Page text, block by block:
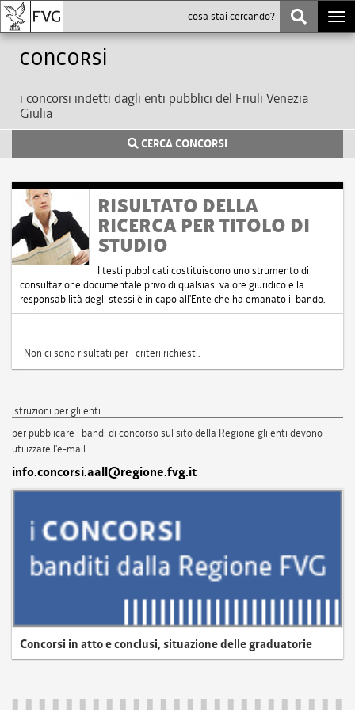
Concorsi
i concorsi indetti dagli enti pubblici del Friuli Venezia
Giulia
CERCA CONCORSI
RISULTATO DELLA
RICERCA PER TITOLO DI
STUDIO
I testi pubblicati costituiscono uno strumento di
consultazione documentale privo di qualsiasi valore giuridico e la
responsabilità degli stessi è in capo all'Ente che ha emanato il bando.
Non ci sono risultati per i criteri richiesti.
istruzioni per gli enti
per pubblicare i bandi di concorso sul sito della Regione gli enti devono
utilizzare l'e-mail
info.concorsi.aall@regione.fvg.it
Concorsi in atto e conclusi, situazione delle graduatorie